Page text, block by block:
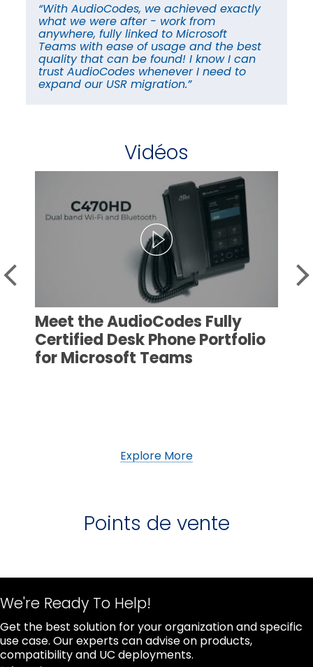
“With AudioCodes, we achieved exactly
what we were after - work from
anywhere, fully linked to Microsoft
Teams with ease of usage and the best
quality that can be found! I know I can
trust AudioCodes whenever I need to
expand our USR migration.”
Vidéos
Meet the AudioCodes Fully
Certified Desk Phone Portfolio
for Microsoft Teams
Explore More
Points de vente
We're Ready To Help!
Get the best solution for your organization and specific
use case. Our experts can advise on products,
compatibility and UC deployments.